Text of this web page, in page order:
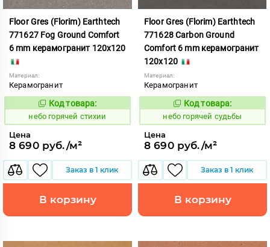
Floor Gres (Florim) Earthtech
771627 Fog Ground Comfort
6 mm керамогранит 120x120
Материал:
Керамогранит
1112098
Код товара:
небо горячей стихии
Цена
8 690 руб./м²
Заказ в 1 клик
В корзину
Floor Gres (Florim) Earthtech
771628 Carbon Ground
Comfort 6 mm керамогранит
120x120
Материал:
Керамогранит
1112099
Код товара:
небо горячей судьбы
Цена
8 690 руб./м²
Заказ в 1 клик
В корзину